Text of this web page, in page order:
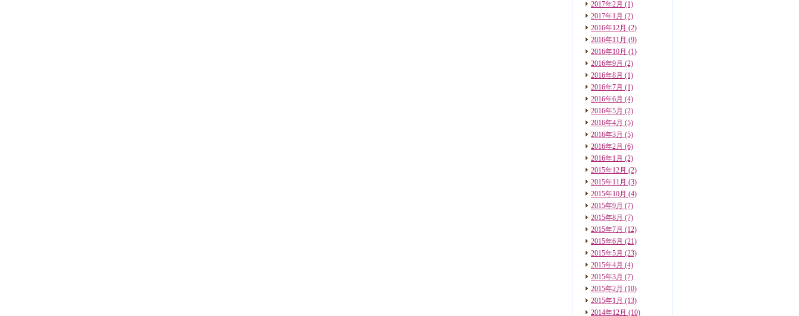
2017年2月 (1)
2017年1月 (2)
2016年12月 (2)
2016年11月 (9)
2016年10月 (1)
2016年9月 (2)
2016年8月 (1)
2016年7月 (1)
2016年6月 (4)
2016年5月 (2)
2016年4月 (5)
2016年3月 (5)
2016年2月 (6)
2016年1月 (2)
2015年12月 (2)
2015年11月 (3)
2015年10月 (4)
2015年9月 (7)
2015年8月 (7)
2015年7月 (12)
2015年6月 (21)
2015年5月 (23)
2015年4月 (4)
2015年3月 (7)
2015年2月 (10)
2015年1月 (13)
2014年12月 (10)